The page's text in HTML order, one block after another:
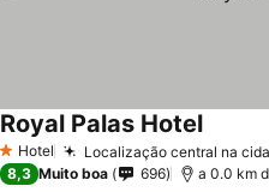
1 Estrelas
Hotel Localização central na
Royal Palas Hotel
8,3 Muito boa 696 a 0.0 km